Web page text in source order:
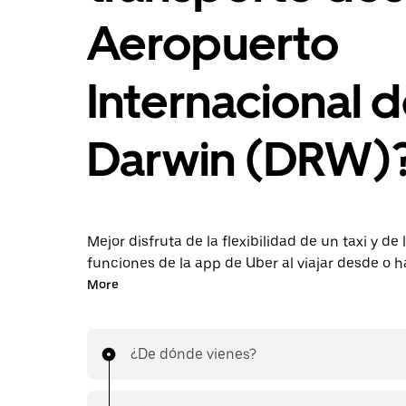
Aeropuerto
Internacional
Darwin
Mejor disfruta de la flexibilidad de un taxi y de
funciones de la app de Uber al viajar desde o
aeropuerto DRW. Solicita viajes de última hora
reserva en la app o en línea las 24 horas y
aeropuerto de forma rápida y sencilla.
More
¿De dónde vienes?